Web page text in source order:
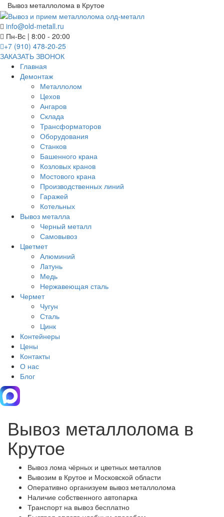
Вывоз металлолома в Крутое
info@old-metall.ru
Пн-Вс | 8:00 - 20:00
+7 (910) 478-20-25
ЗАКАЗАТЬ ЗВОНОК
Главная
Демонтаж
Металлолом
Цехов
Ангаров
Склада
Трансформаторов
Оборудования
Станков
Башенного крана
Козловых кранов
Мостового крана
Производственных линий
Гаражей
Котельных
Вывоз металла
Черный металл
Самовывоз
Цветмет
Алюминий
Латунь
Медь
Нержавеющая сталь
Чермет
Чугун
Сталь
Цинк
Контейнеры
Цены
Контакты
О нас
Блог
Вывоз металлолома в
Крутое
Вывоз лома чёрных и цветных металлов
Вывозим в Крутое и Московской области
Оперативно организуем вывоз металлолома
Наличие собственного автопарка
Транспорт на вывоз бесплатно